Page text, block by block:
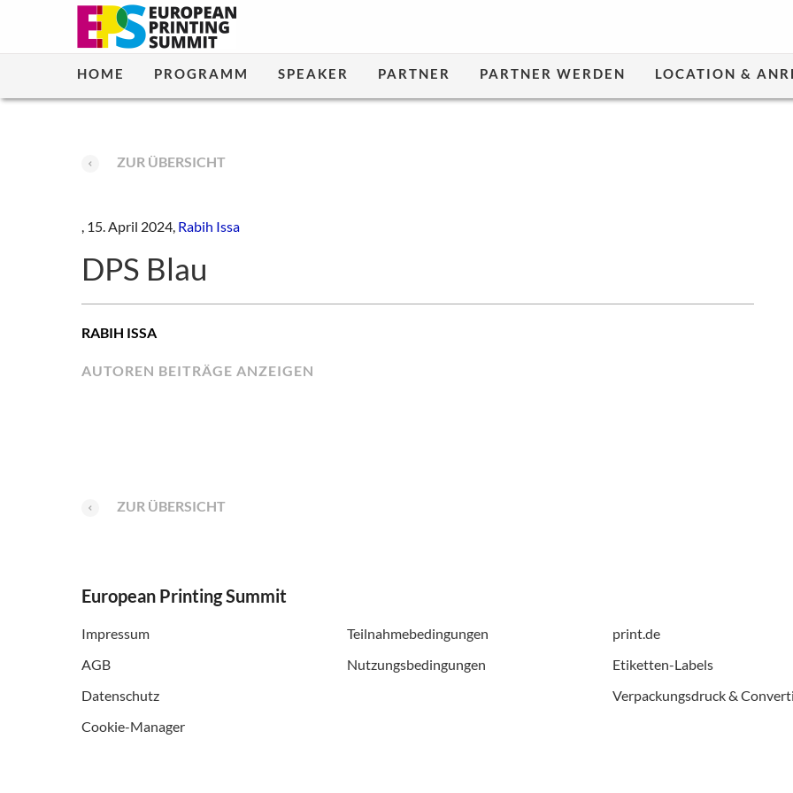
HOME PROGRAMM SPEAKER PARTNER PARTNER WERDEN LOCATION &
ZUR ÜBERSICHT
, 15. April 2024, Rabih Issa
DPS Blau
RABIH ISSA
AUTOREN BEITRÄGE ANZEIGEN
ZUR ÜBERSICHT
European Printing Summit
Impressum
AGB
Datenschutz
Cookie-Manager
Teilnahmebedingungen
Nutzungsbedingungen
print.de
Etiketten-Labels
Verpackungsdruck &